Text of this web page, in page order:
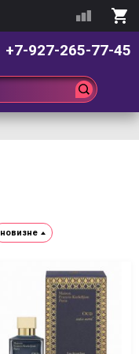
+7-927-265-77-45
новизне